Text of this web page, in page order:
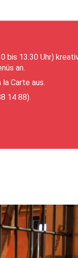
bis 13.30 Uhr)
an.
Carte aus.
14 88).